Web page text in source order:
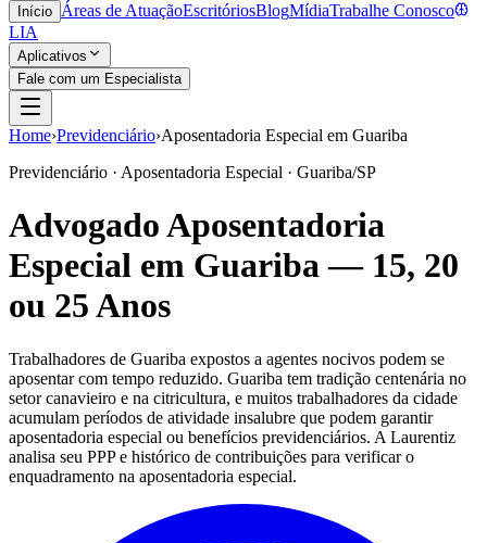
Início Áreas de AtuaçãoEscritóriosBlogMídiaTrabalhe Conosco
LIA
Aplicativos
Fale com um Especialista
Home›Previdenciário›Aposentadoria Especial em Guariba
Previdenciário · Aposentadoria Especial · Guariba/SP
Advogado Aposentadoria
Especial em Guariba — 15, 20
ou 25 Anos
Trabalhadores de Guariba expostos a agentes nocivos podem se
aposentar com tempo reduzido. Guariba tem tradição centenária no
setor canavieiro e na citricultura, e muitos trabalhadores da cidade
acumulam períodos de atividade insalubre que podem garantir
aposentadoria especial ou benefícios previdenciários. A Laurentiz
analisa seu PPP e histórico de contribuições para verificar o
enquadramento na aposentadoria especial.